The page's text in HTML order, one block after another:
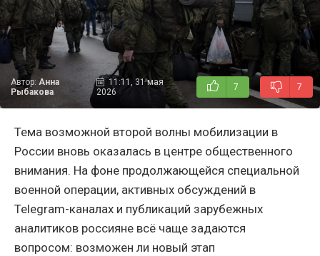
Автор: Анна
Рыбакова
11:11, 31 мая
2026
7 7
Тема возможной второй волны мобилизации в
России вновь оказалась в центре общественного
внимания. На фоне продолжающейся специальной
военной операции, активных обсуждений в
Telegram-каналах и публикаций зарубежных
аналитиков россияне всё чаще задаются
вопросом: возможен ли новый этап